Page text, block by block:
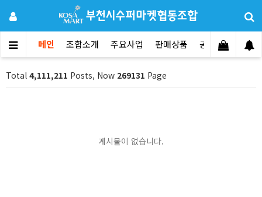
메인 조합소개 주요사업 판매상품 공지사항 문
Total 4,111,211 Posts, Now 269131 Page
게시물이 없습니다.